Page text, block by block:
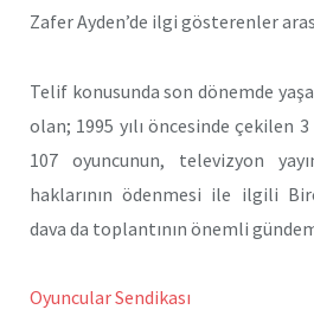
Zafer Ayden’de ilgi gösterenler
Telif konusunda son dönemde
olan; 1995 yılı öncesinde çekilen
107 oyuncunun, televizyon
haklarının ödenmesi ile ilgili
dava da toplantının önemli
Oyuncular Sendikası